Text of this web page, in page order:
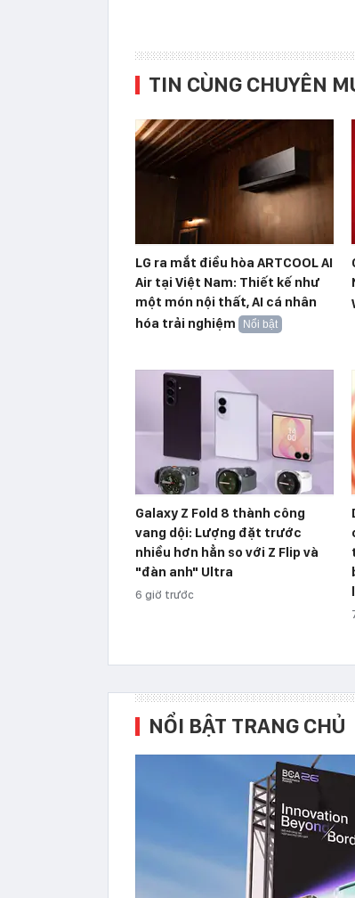
TIN CÙNG CHUYÊN
LG ra mắt điều hòa ARTCOOL AI
Air tại Việt Nam: Thiết kế như
một món nội thất, AI cá nhân
hóa trải nghiệm
Nổi bật
Galaxy Z Fold 8 thành công
vang dội: Lượng đặt trước
nhiều hơn hẳn so với Z Flip và
"đàn anh" Ultra
6 giờ trước
NỔI BẬT TRANG CHỦ